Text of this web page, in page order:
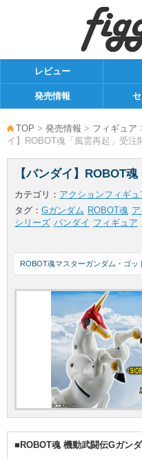
レビュー
発売情報
TOP > 発売情報 > フィギュア
イ】ROBOT魂「風雲再起」受注
【バンダイ】ROBOT
カテゴリ： アクションフィギュ
タグ： Gガンダム ROBOT魂
シリーズ バンダイ フィギュア
ROBOT魂マスターガンダム・ゴッ
■ROBOT魂 機動武闘伝Gガン